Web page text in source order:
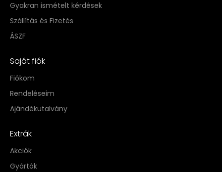
Gyakran ismételt kérdések
Szállítás és Fizetés
ÁSZF
Saját fiók
Fiókom
Rendeléseim
Ajándékutalvány
Extrák
Akciók
Gyártók